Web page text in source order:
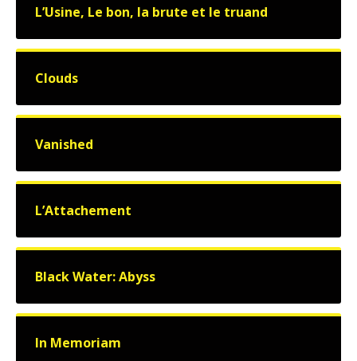
L’Usine, Le bon, la brute et le truand
Clouds
Vanished
L’Attachement
Black Water: Abyss
In Memoriam